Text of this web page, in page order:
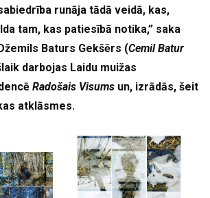
runāja tādā veidā, kas,
tam, kas patiesībā notika,” saka
Baturs Gekšērs (Cemil Batur
darbojas Laidu muižas
Radošais Visums un, izrādās, šeit
atklāsmes.